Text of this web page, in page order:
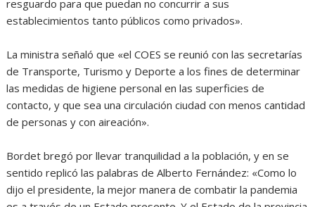
resguardo para que puedan no concurrir a sus
establecimientos tanto públicos como privados».
La ministra señaló que «el COES se reunió con las secretarías
de Transporte, Turismo y Deporte a los fines de determinar
las medidas de higiene personal en las superficies de
contacto, y que sea una circulación ciudad con menos cantidad
de personas y con aireación».
Bordet bregó por llevar tranquilidad a la población, y en se
sentido replicó las palabras de Alberto Fernández: «Como lo
dijo el presidente, la mejor manera de combatir la pandemia